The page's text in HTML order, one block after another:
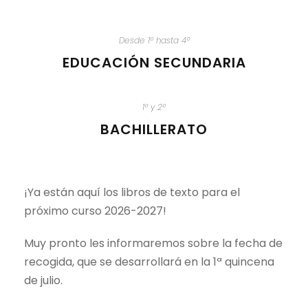
Desde 1º hasta 4º
EDUCACIÓN SECUNDARIA
1º y 2º
BACHILLERATO
¡Ya están aquí los libros de texto para el
próximo curso 2026-2027!
Muy pronto les informaremos sobre la fecha de
recogida, que se desarrollará en la 1ª quincena
de julio.